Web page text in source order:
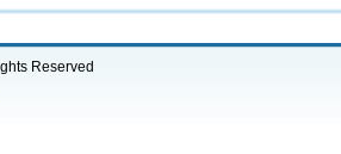
Reserved